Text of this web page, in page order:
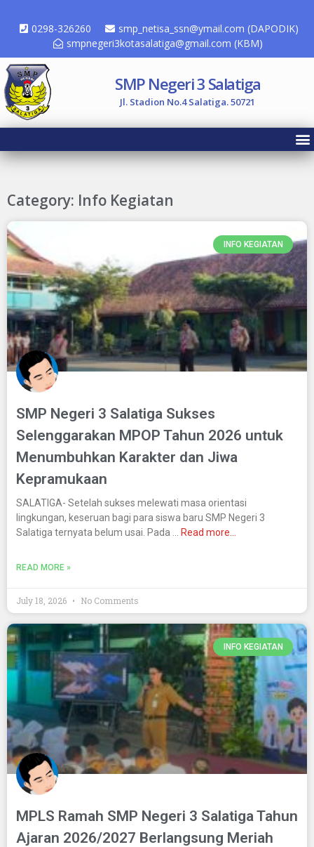
0298-326260
smp_netisa_ssn@ymail.com (DAPODIK)
smpnegeri3kotasalatiga@gmail.com (KBM)
SMP Negeri 3 Salatiga
Jl. Stadion No.4 Salatiga. 50721
Category: Info Kegiatan
INFO KEGIATAN
SMP Negeri 3 Salatiga Sukses
Selenggarakan MPOP Tahun 2026 untuk
Menumbuhkan Karakter dan Jiwa
Kepramukaan
SALATIGA- Setelah sukses melewati masa orientasi
lingkungan, keseruan bagi para siswa baru SMP Negeri 3
Salatiga ternyata belum usai. Pada … Read more…
READ MORE »
July 18, 2026 No Comments
INFO KEGIATAN
MPLS Ramah SMP Negeri 3 Salatiga Tahun
Ajaran 2026/2027 Berlangsung Meriah